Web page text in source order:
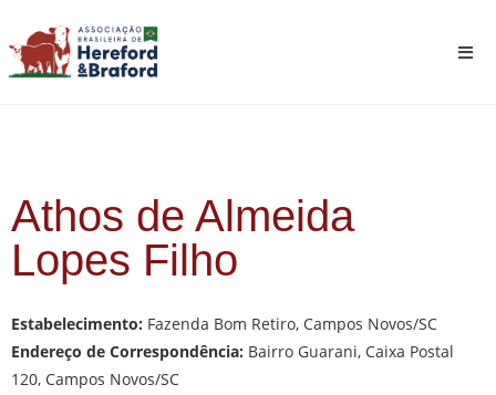
Athos de Almeida
Lopes Filho
Estabelecimento: Fazenda Bom Retiro, Campos Novos/SC
Endereço de Correspondência: Bairro Guarani, Caixa Postal
120, Campos Novos/SC